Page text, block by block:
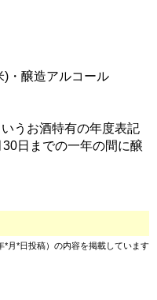
)・醸造アルコール
うお酒特有の年度表記
日までの一年の間に醸
月*日投稿）の内容を掲載しています